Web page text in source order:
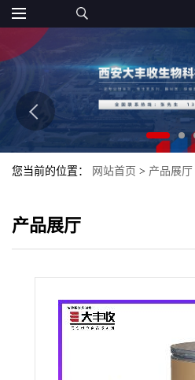
您当前的位置： 网站首页 > 产品展厅
产品展厅